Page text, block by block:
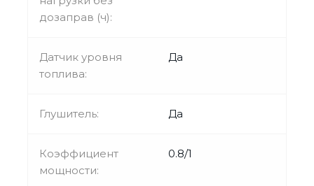
дозаправ (ч):
Датчик уровня
топлива:
Да
Глушитель: Да
Коэффициент
мощности:
0.8/1